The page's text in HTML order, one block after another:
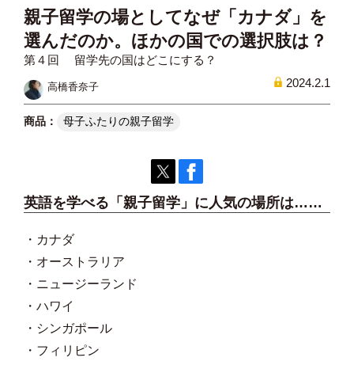
親子留学の場としてなぜ「カナダ」を
選んだのか。ほかの国での選択肢は？
第４回 留学先の国はどこにする？
高橋香奈子 2024.2.1
母子ふたりの親子留学
英語を学べる「親子留学」に人気の場所は……
・カナダ
・オーストラリア
・ニュージーランド
・ハワイ
・シンガポール
・フィリピン